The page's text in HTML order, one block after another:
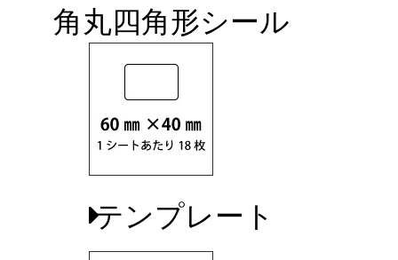
角丸四角形シール
テンプレート